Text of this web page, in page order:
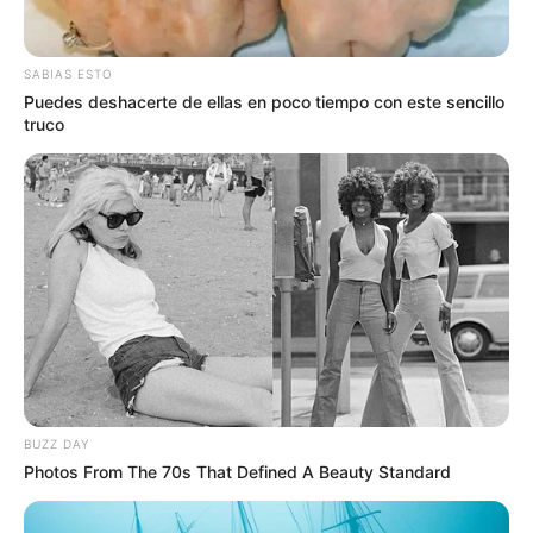
que me enorgullece porque se que es reconocida mi
trabajo y eso significa que soy buena trabajadora.Es rico
saber que la gente ve con tanto amor y alegría lo que
hacemos".
SABIAS ESTO
Puedes deshacerte de ellas en poco tiempo con este sencillo
truco
BUZZ DAY
Photos From The 70s That Defined A Beauty Standard